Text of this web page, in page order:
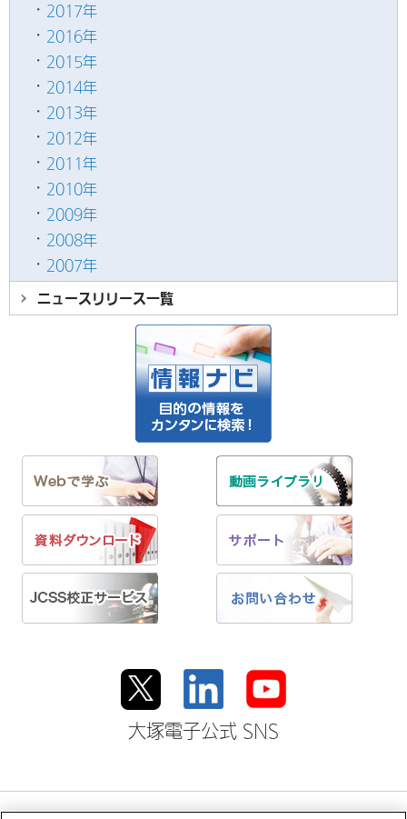
2017年
2016年
2015年
2014年
2013年
2012年
2011年
2010年
2009年
2008年
2007年
ニュースリリース一覧
大塚電子公式 SNS